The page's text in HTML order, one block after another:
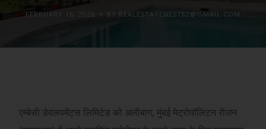
FEBRUARY 16, 2026 BY REALESTATENEST82@GMAIL.COM
एम्बेसी डेवलपमेंट्स लिमिटेड को अलीबाग, मुंबई मेट्रोपॉलिटन रीजन